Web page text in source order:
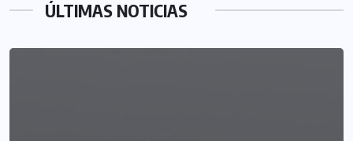
ÚLTIMAS NOTICIAS